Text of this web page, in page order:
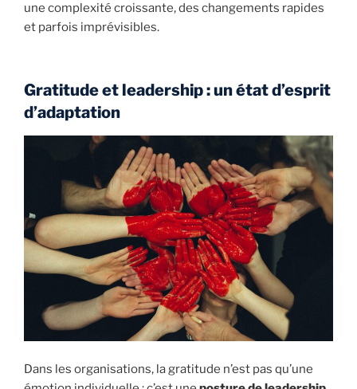
une complexité croissante, des changements rapides
et parfois imprévisibles.
Gratitude et leadership : un état d’esprit
d’adaptation
Dans les organisations, la gratitude n’est pas qu’une